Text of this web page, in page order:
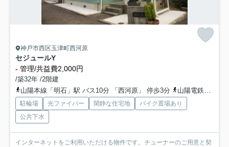
神戸市西区玉津町西河原
セジュールY
- 管理/共益費2,000円
/築32年 /2階建
山陽本線「明石」駅 バス10分 「西河原」 停歩3分
山陽電鉄本線「西新町」駅 徒歩30分
駐輪場 光ファイバー 閑静な住宅地
バイク置場あり
公共下水
インターネットをご利用いただける物件です。チューナーのご用意と契